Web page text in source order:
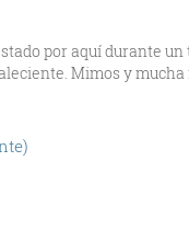
por aquí durante
Mimos y mucha